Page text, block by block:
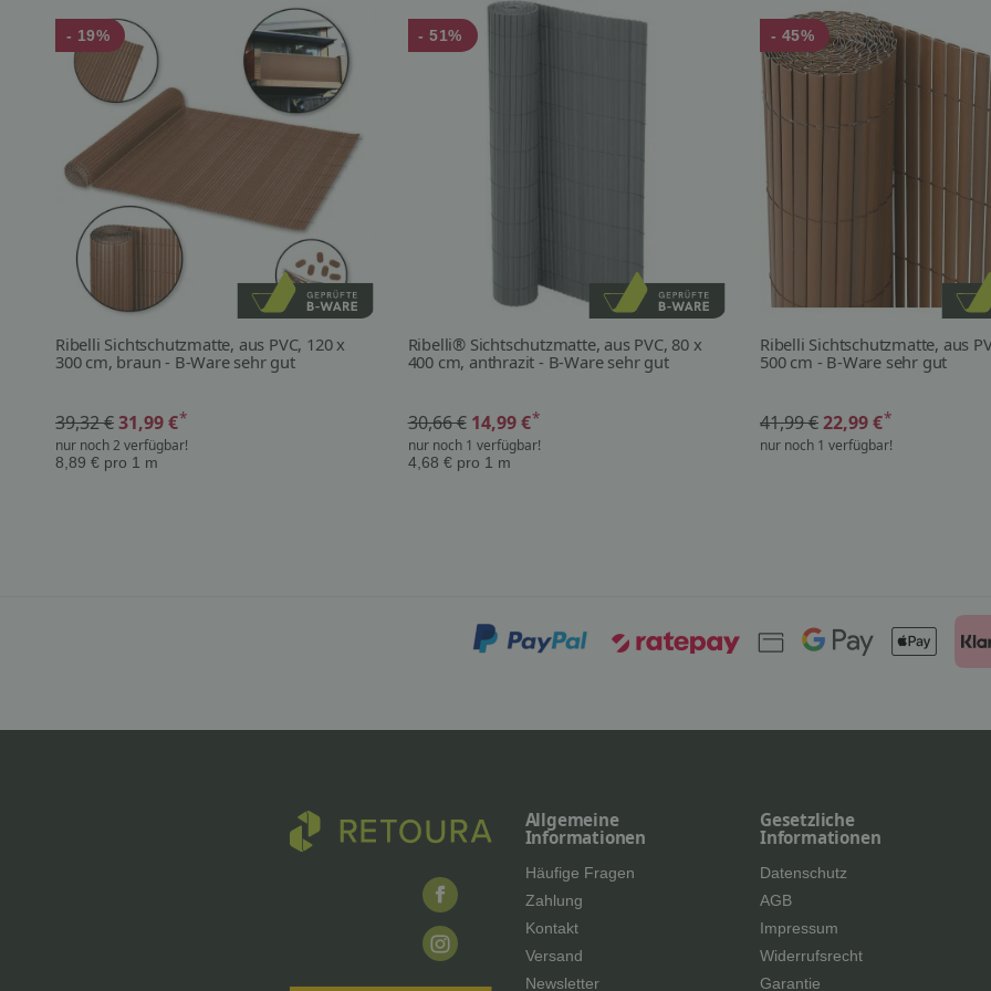
- 19%
Ribelli Sichtschutzmatte, aus PVC, 120 x
300 cm, braun - B-Ware sehr gut
39,32 €31,99 €*
nur noch 2 verfügbar!
8,89 € pro 1 m
- 51%
Ribelli® Sichtschutzmatte, aus PVC, 80 x
400 cm, anthrazit - B-Ware sehr gut
30,66 € 14,99 €*
nur noch 1 verfügbar!
4,68 € pro 1 m
- 45%
Ribelli Sichtschutzmatte, aus
500 cm - B-Ware sehr gut
41,99 €22,99 €*
nur noch 1 verfügbar!
Allgemeine
Informationen
Häufige Fragen
Zahlung
Kontakt
Versand
Newsletter
Gesetzliche
Informationen
Datenschutz
AGB
Impressum
Widerrufsrecht
Garantie